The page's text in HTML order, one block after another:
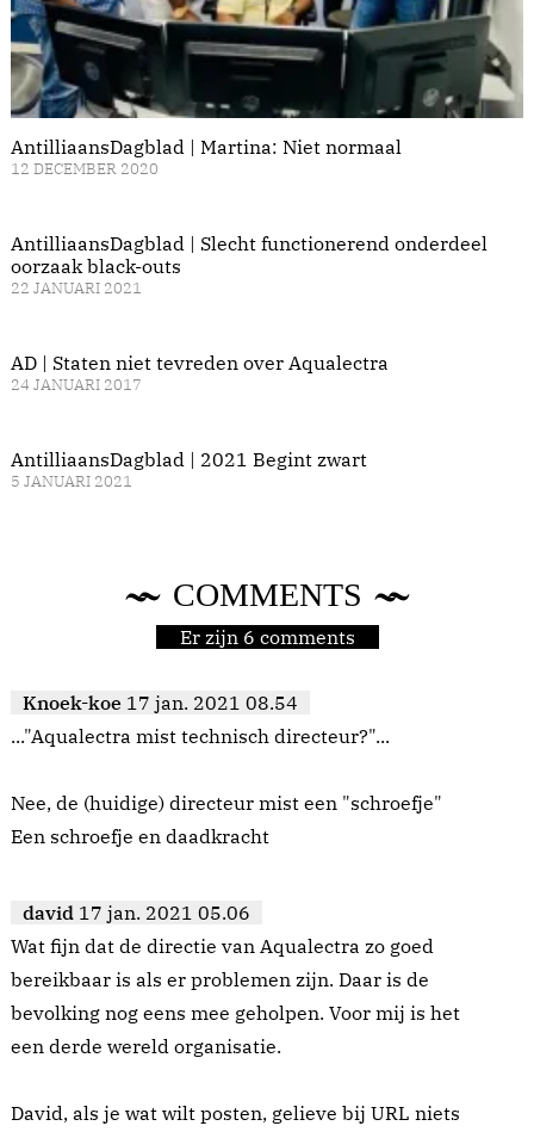
AntilliaansDagblad | Martina: Niet normaal
12 DECEMBER 2020
AntilliaansDagblad | Slecht functionerend onderdeel
oorzaak black-outs
22 JANUARI 2021
AD | Staten niet tevreden over Aqualectra
24 JANUARI 2017
AntilliaansDagblad | 2021 Begint zwart
5 JANUARI 2021
COMMENTS
Er zijn 6 comments
Knoek-koe 17 jan. 2021 08.54
..."Aqualectra mist technisch directeur?"...
Nee, de (huidige) directeur mist een "schroefje"
Een schroefje en daadkracht
david 17 jan. 2021 05.06
Wat fijn dat de directie van Aqualectra zo goed
bereikbaar is als er problemen zijn. Daar is de
bevolking nog eens mee geholpen. Voor mij is het
een derde wereld organisatie.
David, als je wat wilt posten, gelieve bij URL niets